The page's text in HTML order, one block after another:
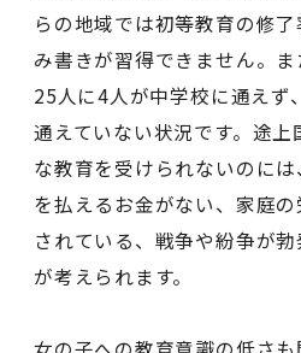
らの地域では初等教育の修
み書きが習得できません。
25人に4人が中学校に通えず
通えていない状況です。途
な教育を受けられないのに
を払えるお金がない、家庭
されている、戦争や紛争が
が考えられます。